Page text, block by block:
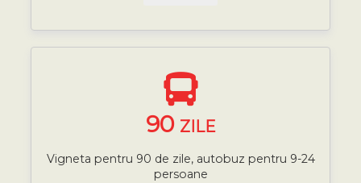
90 ZILE
Vigneta pentru 90 de zile, autobuz pentru 9-24
persoane